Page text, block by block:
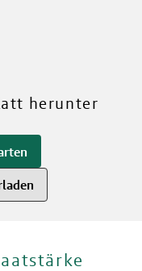
herunter